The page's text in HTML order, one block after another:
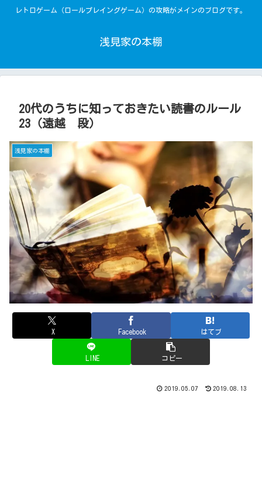
レトロゲーム（ロールプレイングゲーム）の攻略がメインのブログです。
浅見家の本棚
20代のうちに知っておきたい読書のルール
23（遠越 段）
浅見家の本棚
X Facebook はてブ
LINE コピー
2019.05.07 2019.08.13